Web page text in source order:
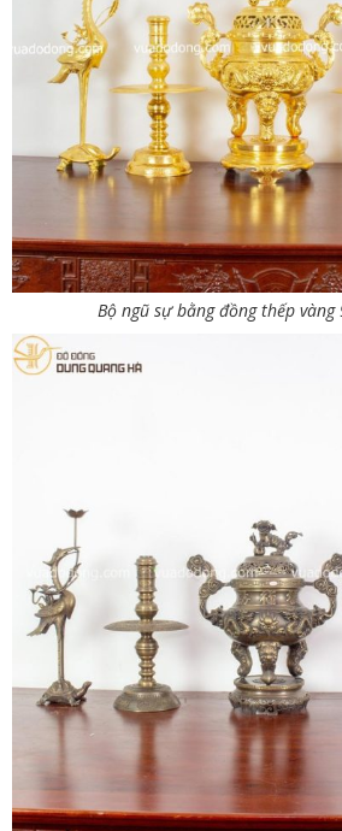
Bộ ngũ sự bằng đồng thếp